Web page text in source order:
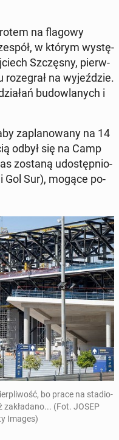
na flagowy
w którym wy­stę­
Szczę­sny, pierw­
na wy­jeź­dzie.
bu­dow­la­nych i
za­pla­no­wa­ny na 14
odbył się na Camp
zostaną udo­stęp­nio­
Gol Sur), mogące po­
bo prace na sta­dio­
(Fot. JOSEP
Images)